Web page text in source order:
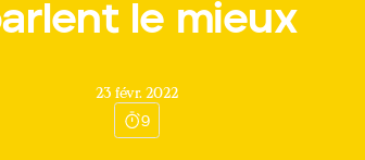
le mieux
23 févr. 2022
9